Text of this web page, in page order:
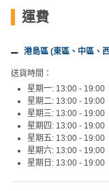
運費
港島區 (東區、中區、
送貨時間：
星期一: 13:00 - 19:00
星期二: 13:00 - 19:00
星期三: 13:00 - 19:00
星期四: 13:00 - 19:00
星期五: 13:00 - 19:00
星期六: 13:00 - 19:00
星期日: 13:00 - 19:00